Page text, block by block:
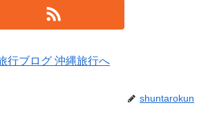
shuntarokun